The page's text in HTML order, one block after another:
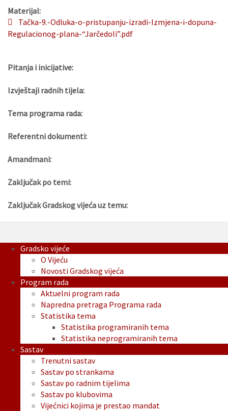
Materijal:
Tačka-9.-Odluka-o-pristupanju-izradi-Izmjena-i-dopuna-
Regulacionog-plana-“Jarčedoli”.pdf
Pitanja i inicijative:
Izvještaji radnih tijela:
Tema programa rada:
Referentni dokumenti:
Amandmani:
Zaključak po temi:
Zaključak Gradskog vijeća uz temu:
Gradsko vijeće
O Vijeću
Novosti Gradskog vijeća
Program rada
Aktuelni program rada
Napredna pretraga Programa rada
Statistika tema
Statistika programiranih tema
Statistika neprogramiranih tema
Sastav
Trenutni sastav
Sastav po strankama
Sastav po radnim tijelima
Sastav po klubovima
Vijećnici kojima je prestao mandat